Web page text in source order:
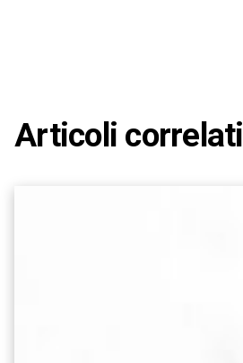
Articoli correlati